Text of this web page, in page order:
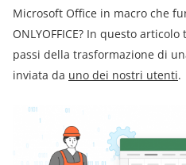
Microsoft Office in macro che
ONLYOFFICE? In questo
passi della trasformazione di
inviata da uno dei nostri utenti.